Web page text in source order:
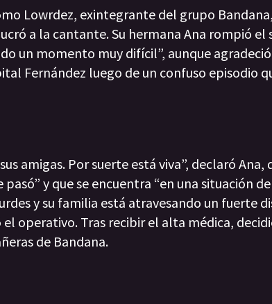
Lowrdez, exintegrante del grupo
a la cantante. Su hermana Ana rompió el
un momento muy difícil”, aunque
Fernández luego de un confuso episodio
amigas. Por suerte está viva”, declaró
y que se encuentra “en una situación
y su familia está atravesando un fuerte
operativo. Tras recibir el alta médica,
de Bandana.